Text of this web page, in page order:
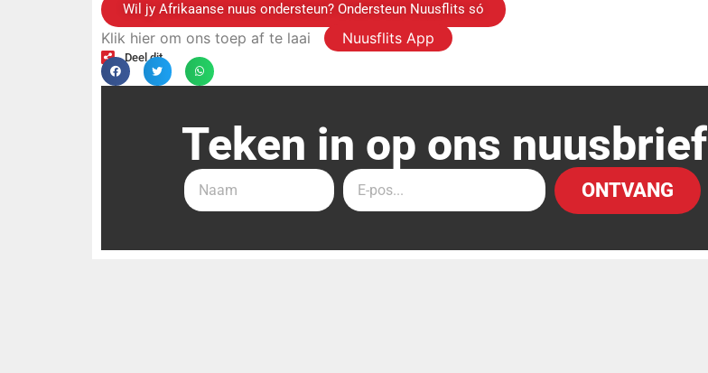
Wil jy Afrikaanse nuus ondersteun? Ondersteun Nuusflits só
Klik hier om ons toep af te laai Nuusflits App
Deel dit
Teken in op ons nuusbrief
ONTVANG